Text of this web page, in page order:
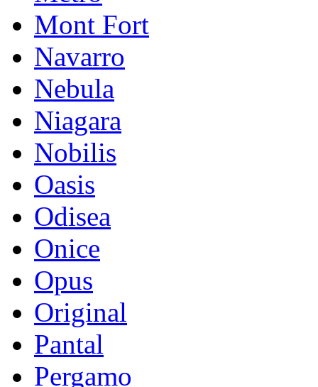
Mont Fort
Navarro
Nebula
Niagara
Nobilis
Oasis
Odisea
Onice
Opus
Original
Pantal
Pergamo